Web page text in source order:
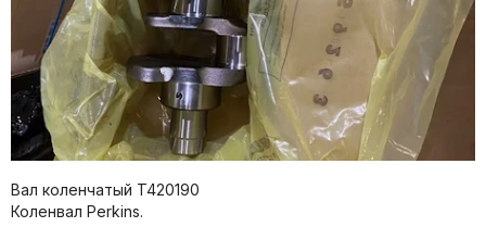
Вал коленчатый T420190
Коленвал Perkins.